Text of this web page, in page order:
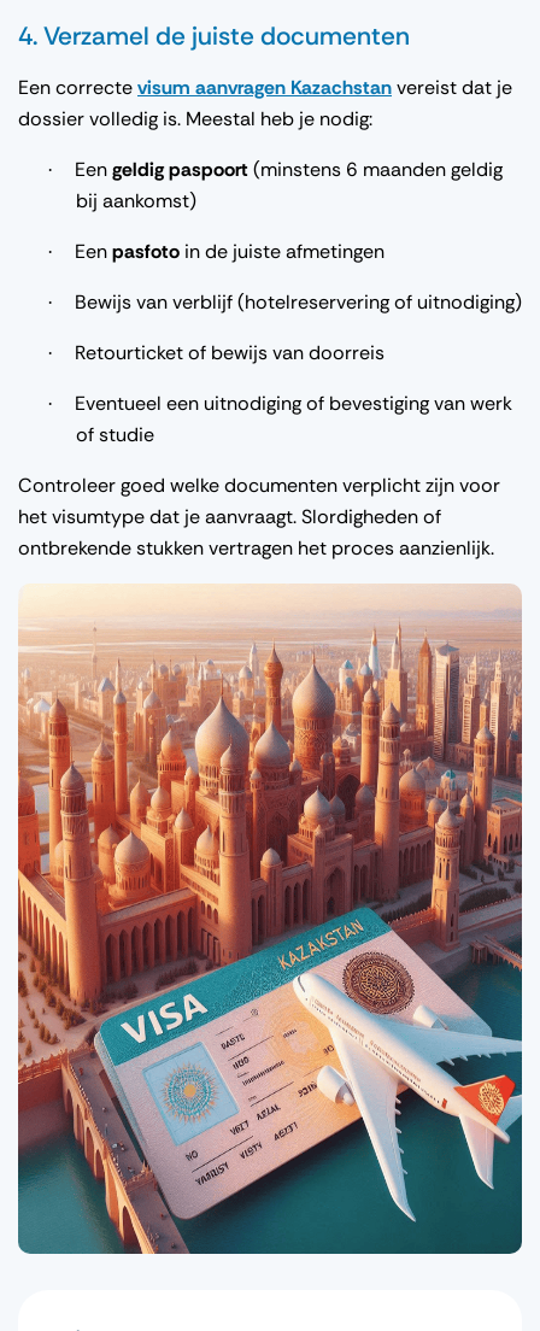
4. Verzamel de juiste documenten
Een correctevisum aanvragen Kazachstanvereist dat je
dossier volledig is. Meestal heb je nodig:
· Eengeldig paspoort(minstens 6 maanden geldig
bij aankomst)
· Eenpasfoto in de juiste afmetingen
· Bewijs van verblijf (hotelreservering of uitnodiging)
· Retourticket of bewijs van doorreis
·
Eventueel een uitnodiging of bevestiging van werk
of studie
Controleer goed welke documenten verplicht zijn voor
het visumtype dat je aanvraagt. Slordigheden of
ontbrekende stukken vertragen het proces aanzienlijk.